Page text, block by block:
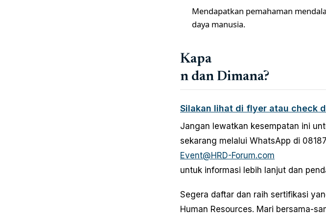
Mendapatkan pemahaman
daya manusia.
Kapa
n dan Dimana?
Silakan lihat di flyer atau check
Jangan lewatkan kesempatan ini
sekarang melalui WhatsApp di
Event@HRD-Forum.com
untuk informasi lebih lanjut dan
Segera daftar dan raih sertifikasi
Human Resources. Mari bersama-